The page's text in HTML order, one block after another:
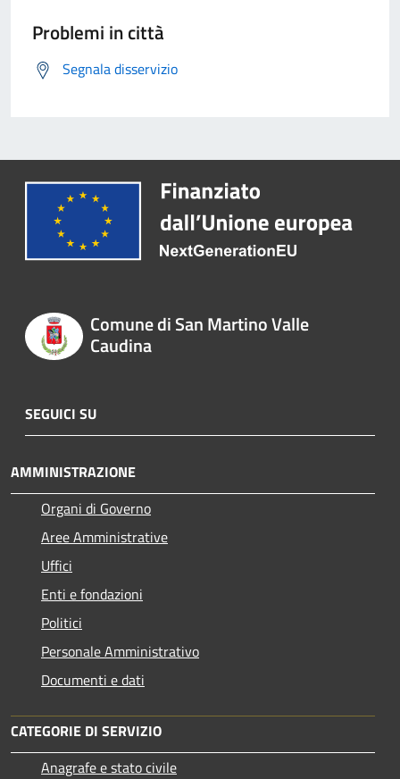
Problemi in città
Segnala disservizio
Comune di San Martino Valle
Caudina
SEGUICI SU
AMMINISTRAZIONE
Organi di Governo
Aree Amministrative
Uffici
Enti e fondazioni
Politici
Personale Amministrativo
Documenti e dati
CATEGORIE DI SERVIZIO
Anagrafe e stato civile